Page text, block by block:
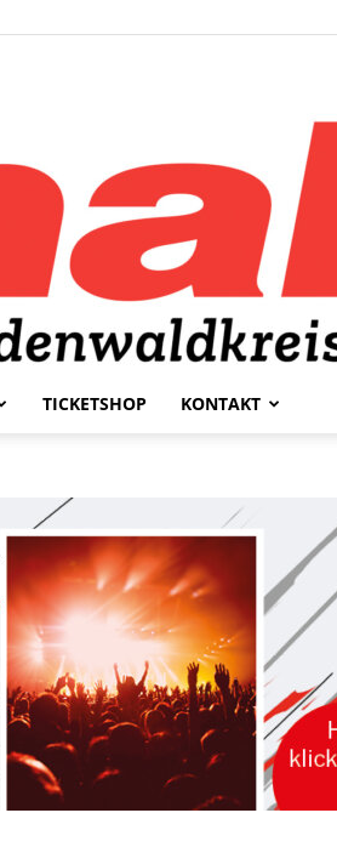
TICKETSHOP KONTAKT